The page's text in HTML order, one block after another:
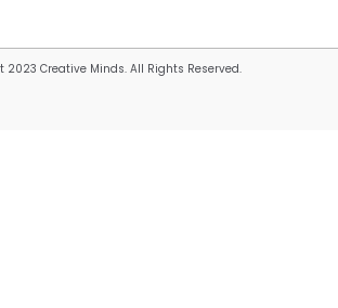
2023 Creative Minds. All Rights Reserved.